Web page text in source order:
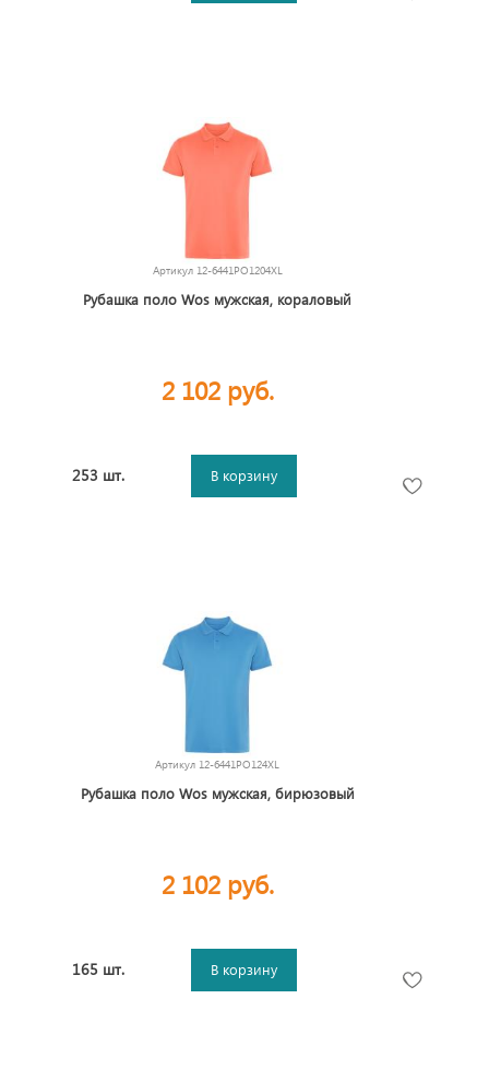
Артикул 12-6441PO1204XL
Рубашка поло Wos мужская, кораловый
2 102 руб.
253 шт. В корзину
Артикул 12-6441PO124XL
Рубашка поло Wos мужская, бирюзовый
2 102 руб.
165 шт. В корзину